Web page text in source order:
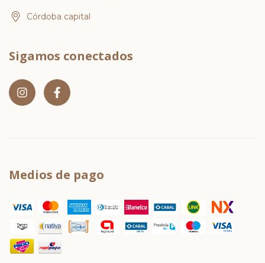
Córdoba capital
Sigamos conectados
Medios de pago